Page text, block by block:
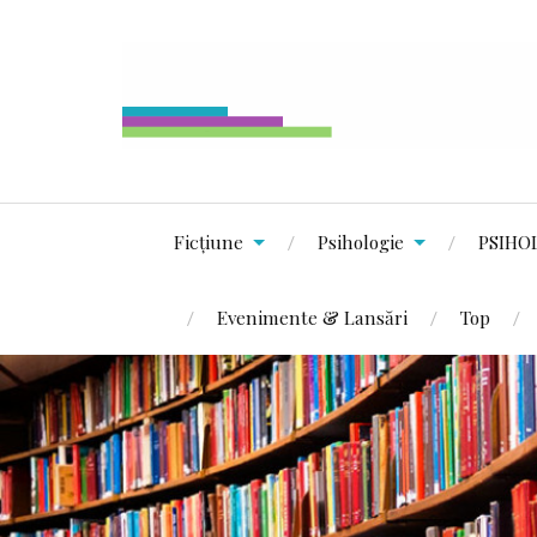
Ficțiune Psihologie
Evenimente & Lansări Top